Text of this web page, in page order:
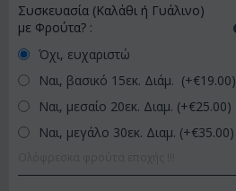
Συσκευασία (Καλάθι ή Γυάλινο)
με Φρούτα? :
Όχι, ευχαριστώ
Ναι, βασικό 15εκ. Διάμ. (+€19.00)
Ναι, μεσαίο 20εκ. Διαμ. (+€25.00)
Ναι, μεγάλο 30εκ. Διαμ. (+€35.00)